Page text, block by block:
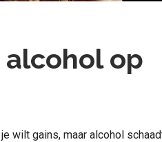
op
wilt gains, maar alcohol